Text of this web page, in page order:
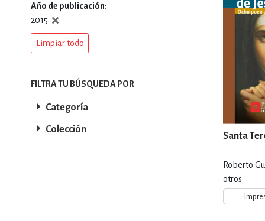
ESTILOS DE
INFANTILES,
Santa
Roberto
otros
Año de publicación
2015
Limpiar todo
FILTRA TU BÚSQUEDA POR
Categoría
Colección